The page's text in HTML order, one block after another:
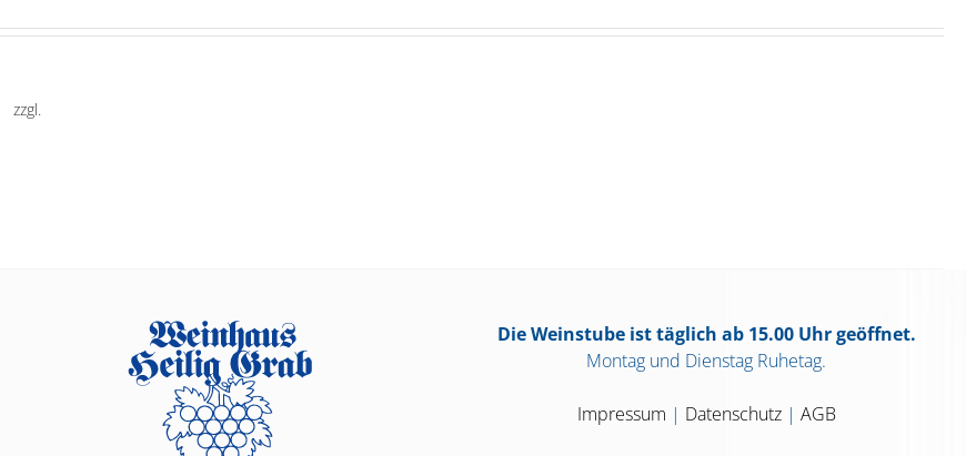
zzgl.
Die Weinstube ist täglich ab 15.00 Uhr geöffnet.
Montag und Dienstag Ruhetag.
Impressum | Datenschutz| AGB